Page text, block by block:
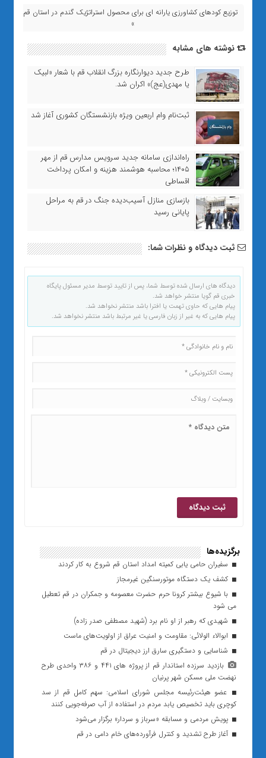
توزیع کودهای کشاورزی یارانه ای برای محصول استراتژیک گندم در استان قم
»
نوشته های مشابه
طرح جدید دیوارنگاره بزرگ انقلاب قم با شعار «لبیک
یا مهدی(عج)» اکران شد.
ثبت‌نام وام اربعین ویژه بازنشستگان کشوری آغاز شد
راه‌اندازی سامانه جدید سرویس مدارس قم از مهر
۱۴۰۵؛ محاسبه هوشمند هزینه و امکان پرداخت
اقساطی
بازسازی منازل آسیب‌دیده جنگ در قم به مراحل
پایانی رسید
ثبت دیدگاه و نظرات شما:
دیدگاه های ارسال شده توسط شما، پس از تایید توسط مدیر مسئول پایگاه
خبری قم گویا منتشر خواهد شد.
پیام هایی که حاوی تهمت یا افترا باشد منتشر نخواهد شد.
پیام هایی که به غیر از زبان فارسی یا غیر مرتبط باشد منتشر نخواهد شد.
برگزیده‌ها
سفیران حامی یابی کمیته امداد استان قم شروع به کار کردند
کشف یک دستگاه موتورسنگین غیرمجاز
با شیوع بیشتر کرونا حرم حضرت معصومه و جمکران در قم تعطیل
می شود
شهیدی که رهبر از او نام برد (شهید مصطفی صدر زاده)
ابوالاء الولائی: مقاومت و امنیت عراق از اولویت‌های ماست
شناسایی و دستگیری سارق ارز دیجیتال در قم
بازدید سرزده استاندار قم از پروژه های ۴۴۱ و ۳۸۶ واحدی طرح
نهضت ملی مسکن شهر پرنیان
عضو هیئت‌رئیسه مجلس شورای اسلامی: سهم کامل قم از سد
کوچری باید تخصیص یابد مردم در استفاده از آب صرفه‌جویی کنند
پویش مردمی و مسابقه «سرباز و سردار» برگزار می‌شود
آغاز طرح تشدید و کنترل فرآورده‌های خام دامی در قم